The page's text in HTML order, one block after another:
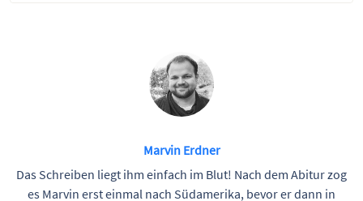
Marvin Erdner
Das Schreiben liegt ihm einfach im Blut! Nach dem Abitur zog
es Marvin erst einmal nach Südamerika, bevor er dann in